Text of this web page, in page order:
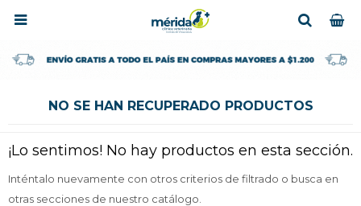

NO SE HAN RECUPERADO PRODUCTOS
¡Lo sentimos! No hay productos en esta sección.
Inténtalo nuevamente con otros criterios de filtrado o busca en
otras secciones de nuestro catálogo.